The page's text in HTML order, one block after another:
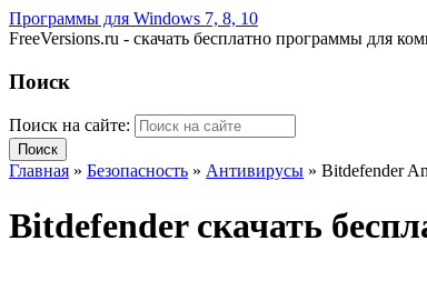
Программы для Windows 7, 8, 10
FreeVersions.ru - скачать бесплатно программы для
Поиск
Поиск на сайте:
Главная » Безопасность » Антивирусы » Bitdefender
Bitdefender скачать